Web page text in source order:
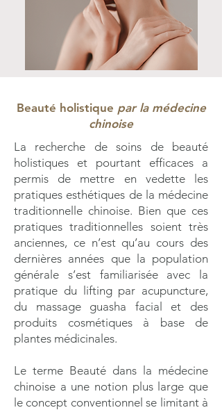
Beauté holistique par la médecine
chinoise
La recherche de soins de beauté
holistiques et pourtant efficaces a
permis de mettre en vedette les
pratiques esthétiques de la médecine
traditionnelle chinoise. Bien que ces
pratiques traditionnelles soient très
anciennes, ce n’est qu’au cours des
dernières années que la population
générale s’est familiarisée avec la
pratique du lifting par acupuncture,
du massage guasha facial et des
produits cosmétiques à base de
plantes médicinales.
Le terme Beauté dans la médecine
chinoise a une notion plus large que
le concept conventionnel se limitant à